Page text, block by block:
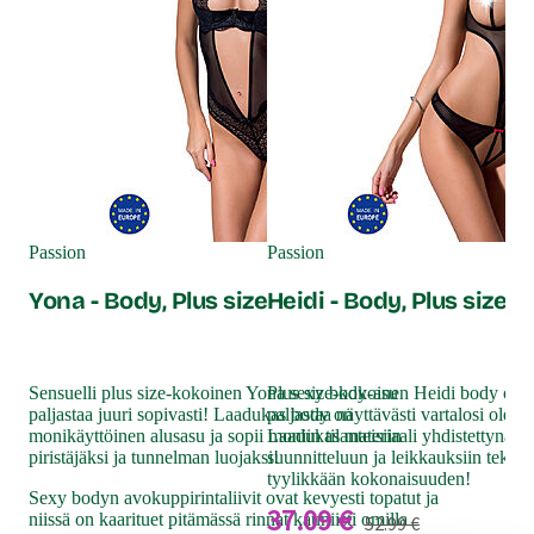
Passion
Yona - Body, Plus size
Sensuelli plus size-kokoinen Yona sexy body-asu
paljastaa juuri sopivasti! Laadukas body on
monikäyttöinen alusasu ja sopii moniin tilanteisiin
piristäjäksi ja tunnelman luojaksi!
Sexy bodyn avokuppirintaliivit ovat kevyesti topatut ja
niissä on kaarituet pitämässä rinnat kauniisti omilla
Passion
Heidi - Body, Plus size
Plus size-kokoinen Heidi body on
paljastaa näyttävästi vartalosi
Laadukas materiaali yhdistettynä
suunnitteluun ja leikkauksiin
tyylikkään kokonaisuuden!
37.09 € 52.99 €